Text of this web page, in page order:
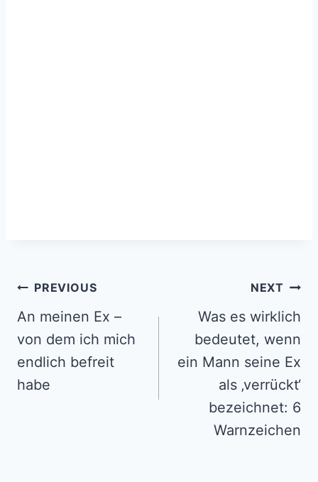
Post
navigation
PREVIOUS
An meinen Ex –
von dem ich mich
endlich befreit
habe
NEXT
Was es wirklich
bedeutet, wenn
ein Mann seine Ex
als ‚verrückt‘
bezeichnet: 6
Warnzeichen